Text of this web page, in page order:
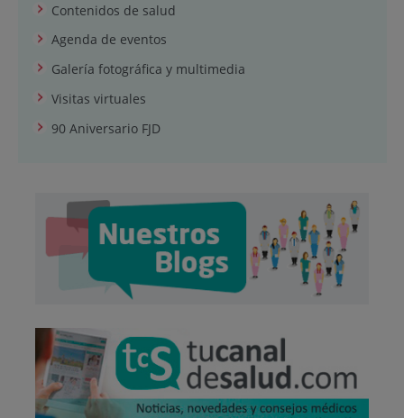
Contenidos de salud
Agenda de eventos
Galería fotográfica y multimedia
Visitas virtuales
90 Aniversario FJD